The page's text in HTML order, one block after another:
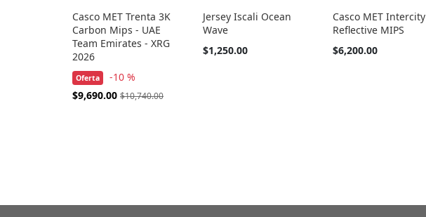
Casco MET Trenta 3K
Carbon Mips - UAE
Team Emirates - XRG
2026
Oferta -10 %
Precio
$9,690.00 $10,740.00
Jersey Iscali Ocean
Wave
Tan
$1,250.00
Casco MET Intercity
Reflective MIPS
Tan
$6,200.00